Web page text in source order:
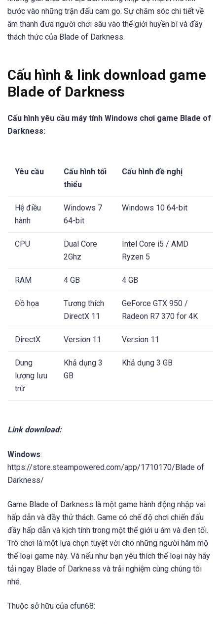
bước vào những trận đấu cam go. Sự chăm sóc chi tiết về
âm thanh đưa người chơi sâu vào thế giới huyền bí và đầy
thách thức của Blade of Darkness.
Cấu hình & link download game
Blade of Darkness
Cấu hình yêu cầu máy tính Windows chơi game Blade of
Darkness:
Yêu cầu
Cấu hình tối
thiểu
Cấu hình đề nghị
Hệ điều
hành
Windows 7
64-bit
Windows 10 64-bit
CPU
Dual Core
2Ghz
Intel Core i5 / AMD
Ryzen 5
RAM 4 GB 4 GB
Đồ họa
Tương thích
DirectX 11
GeForce GTX 950 /
Radeon R7 370 for 4K
DirectX Version 11 Version 11
Dung
lượng lưu
trữ
Khả dụng 3
GB
Khả dụng 3 GB
Link download:
Windows:
https://store.steampowered.com/app/1710170/Blade of
Darkness/
Game Blade of Darkness là một game hành động nhập vai
hấp dẫn và đầy thử thách. Game có chế độ chơi chiến đấu
đầy hấp dẫn và kịch tính trong một thế giới u ám và đen tối.
Trò chơi là một lựa chọn tuyệt vời cho những người hâm mộ
thể loại game này. Và nếu như bạn yêu thích thể loại này hãy
tải ngay Blade of Darkness và trải nghiệm cùng chúng tôi
nhé.
Thuộc sở hữu của cfun68: